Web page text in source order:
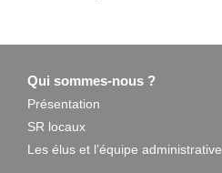
Qui sommes-nous ?
Présentation
SR locaux
Les élus et l’équipe administrative